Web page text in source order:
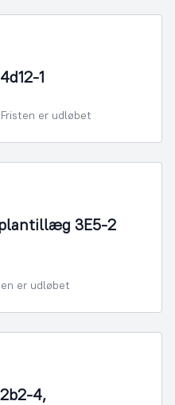
1
Fristen er udløbet
3E5-2
er udløbet
4,